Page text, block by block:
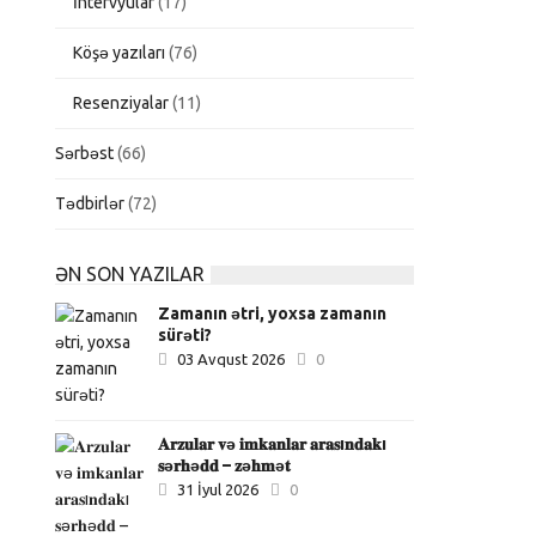
Köşə yazıları (76)
Resenziyalar(11)
Sərbəst(66)
Tədbirlər(72)
ƏN SON YAZILAR
Zamanın ətri, yoxsa zamanın
sürəti?
03 Avqust 2026 0
𝐀𝐫𝐳𝐮𝐥𝐚𝐫 𝐯ə 𝐢𝐦𝐤𝐚𝐧𝐥𝐚𝐫 𝐚𝐫𝐚𝐬ı𝐧𝐝𝐚𝐤ı
𝐬ə𝐫𝐡ə𝐝𝐝 – 𝐳ə𝐡𝐦ə𝐭
31 İyul 2026 0